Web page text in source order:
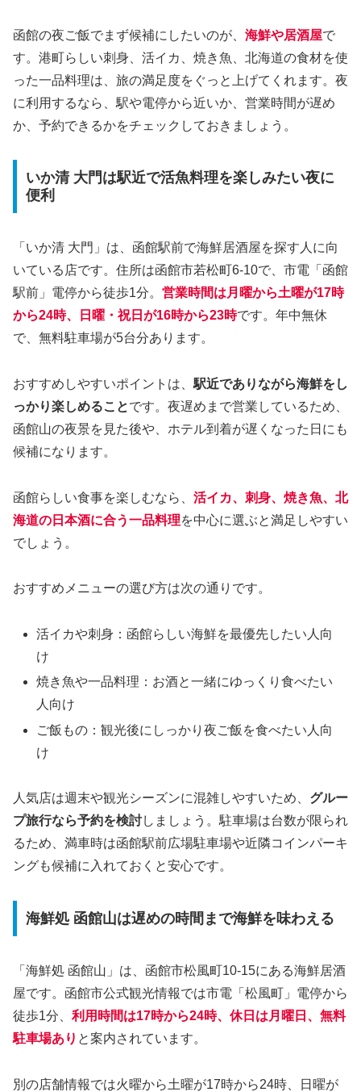
函館の夜ご飯でまず候補にしたいのが、 海鮮や居酒屋で
す。港町らしい刺身、活イカ、焼き魚、北海道の食材を使
った一品料理は、旅の満足度をぐっと上げてくれます。夜
に利用するなら、駅や電停から近いか、営業時間が遅め
か、予約できるかをチェックしておきましょう。
いか清 大門は駅近で活魚料理を楽しみたい夜に
便利
「いか清 大門」は、函館駅前で海鮮居酒屋を探す人に向
いている店です。住所は函館市若松町6-10で、市電「函館
駅前」電停から徒歩1分。 営業時間は月曜から土曜が17時
から24時、日曜・祝日が16時から23時です。年中無休
で、無料駐車場が5台分あります。
おすすめしやすいポイントは、 駅近でありながら海鮮をし
っかり楽しめることです。夜遅めまで営業しているため、
函館山の夜景を見た後や、ホテル到着が遅くなった日にも
候補になります。
函館らしい食事を楽しむなら、 活イカ、刺身、焼き魚、北
海道の日本酒に合う一品料理を中心に選ぶと満足しやすい
でしょう。
おすすめメニューの選び方は次の通りです。
活イカや刺身：函館らしい海鮮を最優先したい人向
け
焼き魚や一品料理：お酒と一緒にゆっくり食べたい
人向け
ご飯もの：観光後にしっかり夜ご飯を食べたい人向
け
人気店は週末や観光シーズンに混雑しやすいため、 グルー
プ旅行なら予約を検討しましょう。駐車場は台数が限られ
るため、満車時は函館駅前広場駐車場や近隣コインパーキ
ングも候補に入れておくと安心です。
海鮮処 函館山は遅めの時間まで海鮮を味わえる
「海鮮処 函館山」は、函館市松風町10-15にある海鮮居酒
屋です。函館市公式観光情報では市電「松風町」電停から
徒歩1分、 利用時間は17時から24時、休日は月曜日、無料
駐車場あり と案内されています。
別の店舗情報では火曜から土曜が17時から24時、日曜が